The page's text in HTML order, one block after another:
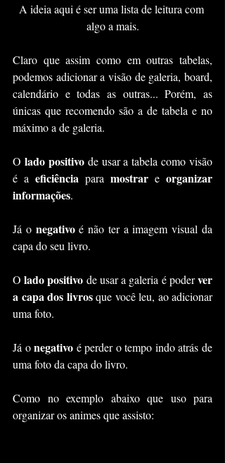
A ideia aqui é ser uma lista de leitura com
algo a mais.
Claro que assim como em outras tabelas,
podemos adicionar a visão de galeria, board,
calendário e todas as outras... Porém, as
únicas que recomendo são a de tabela e no
máximo a de galeria.
O lado positivo de usar a tabela como visão
é a eficiência para mostrar e organizar
informações.
Já o negativo é não ter a imagem visual da
capa do seu livro.
O lado positivo de usar a galeria é poder ver
a capa dos livros que você leu, ao adicionar
uma foto.
Já o negativo é perder o tempo indo atrás de
uma foto da capa do livro.
Como no exemplo abaixo que uso para
organizar os animes que assisto: